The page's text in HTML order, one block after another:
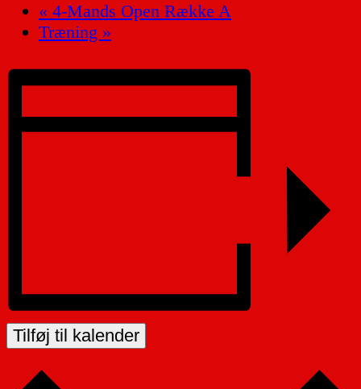
« 4-Mands Open Række A
Træning »
Tilføj til kalender